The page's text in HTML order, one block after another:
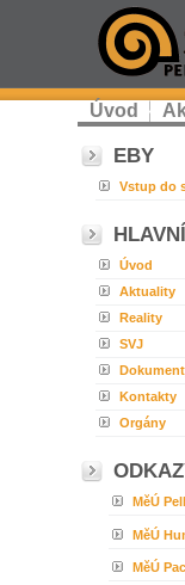
Úvod
EBY
Vstup do
Úvod
Aktuality
Reality
SVJ
Kontakty
Orgány
MěÚ
MěÚ
MěÚ